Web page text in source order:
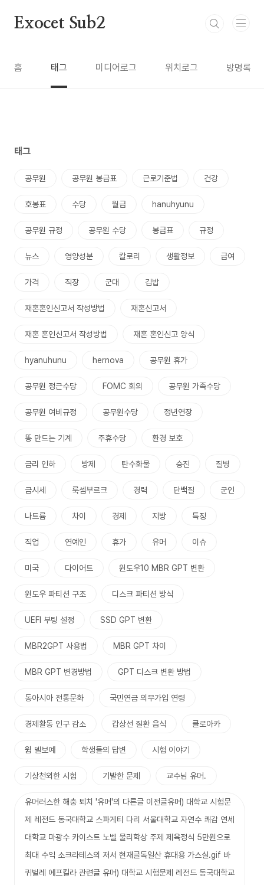
Exocet Sub2
홈 태그 미디어로그 위치로그 방명록
태그
공무원 공무원 봉급표 근로기준법 건강
호봉표 수당 월급 hanuhyunu
공무원 규정 공무원 수당 봉급표 규정
뉴스 영양성분 칼로리 생활정보 급여
가격 직장 군대 김밥
재혼혼인신고서 작성방법 재혼신고서
재혼 혼인신고서 작성방법 재혼 혼인신고 양식
hyanuhunu hernova 공무원 휴가
공무원 정근수당 FOMC 회의 공무원 가족수당
공무원 여비규정 공무원수당 정년연장
똥 만드는 기계 주휴수당 환경 보호
금리 인하 방제 탄수화물 승진 질병
금시세 룩셈부르크 경력 단백질 군인
나트륨 차이 경제 지방 특징
직업 연예인 휴가 유머 이슈
미국 다이어트 윈도우10 MBR GPT 변환
윈도우 파티션 구조 디스크 파티션 방식
UEFI 부팅 설정 SSD GPT 변환
MBR2GPT 사용법 MBR GPT 차이
MBR GPT 변경방법 GPT 디스크 변환 방법
동아시아 전통문화 국민연금 의무가입 연령
경제활동 인구 감소 갑상선 질환 음식 클로아카
윔 델보예 학생들의 답변 시험 이야기
기상천외한 시험 기발한 문제 교수님 유머.
유머러스한 해충 퇴치 '유머'의 다른글 이전글유머) 대학교 시험문
제 레전드 동국대학교 스파게티 다리 서울대학교 자연수 쾌감 연세
대학교 마광수 카이스트 노벨 물리학상 주제 제육정식 5만원으로
최대 수익 소크라테스의 저서 현재글독일산 휴대용 가스실.gif 바
퀴벌레 에프킬라 관련글 유머) 대학교 시험문제 레전드 동국대학교